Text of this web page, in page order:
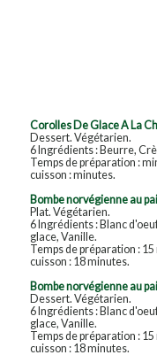
Corolles De Glace A La
Dessert. Végétarien.
6 Ingrédients : Beurre,
Temps de préparation :
cuisson : minutes.
Bombe norvégienne au
Plat. Végétarien.
6 Ingrédients : Blanc
glace, Vanille.
Temps de préparation :
cuisson : 18 minutes.
Bombe norvégienne au
Dessert. Végétarien.
6 Ingrédients : Blanc
glace, Vanille.
Temps de préparation :
cuisson : 18 minutes.